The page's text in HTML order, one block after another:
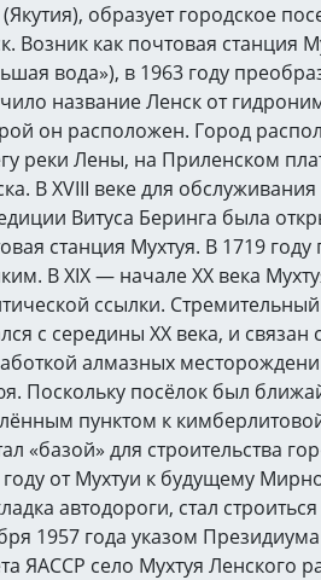
образует городское
Возник как почтовая станция
вода»), в 1963 году
название Ленск от
он расположен. Город
реки Лены, на Приленском
В XVIII веке для
Витуса Беринга была
станция Мухтуя. В 1719
В XIX — начале XX века
ссылки.
с середины XX века, и связан
алмазных
Поскольку посёлок был
пунктом к
«базой» для строительства
году от Мухтуи к будущему
автодороги, стал
1957 года указом
ЯАССР село Мухтуя Ленского